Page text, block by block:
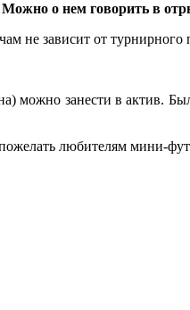
о нем говорить в
не зависит от
можно занести в актив.
любителям мини-